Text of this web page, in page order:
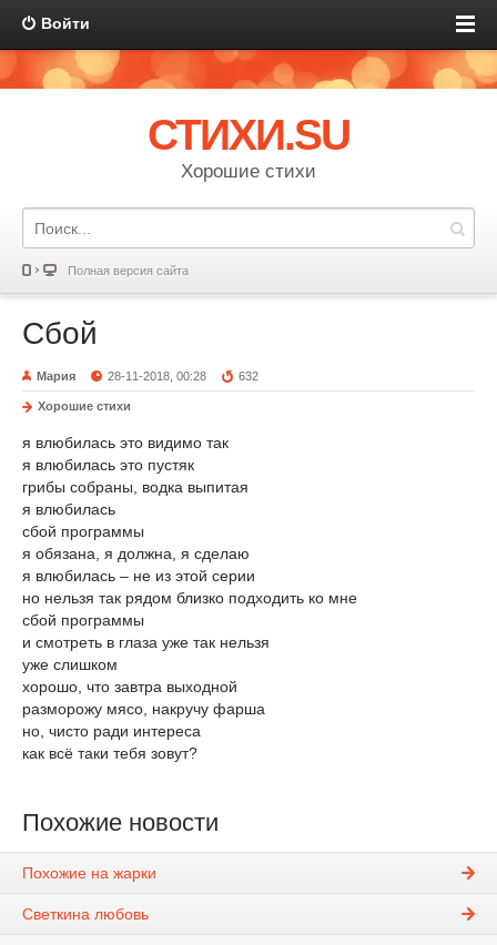
Войти
СТИХИ.SU
Хорошие стихи
Полная версия сайта
Сбой
Мария 28-11-2018, 00:28 632
Хорошие стихи
я влюбилась это видимо так
я влюбилась это пустяк
грибы собраны, водка выпитая
я влюбилась
сбой программы
я обязана, я должна, я сделаю
я влюбилась – не из этой серии
но нельзя так рядом близко подходить ко мне
сбой программы
и смотреть в глаза уже так нельзя
уже слишком
хорошо, что завтра выходной
разморожу мясо, накручу фарша
но, чисто ради интереса
как всё таки тебя зовут?
Похожие новости
Похожие на жарки
Светкина любовь